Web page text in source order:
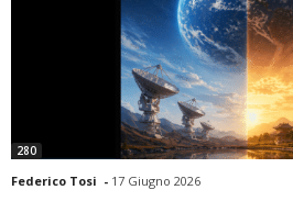
280
Federico Tosi - 17 Giugno 2026